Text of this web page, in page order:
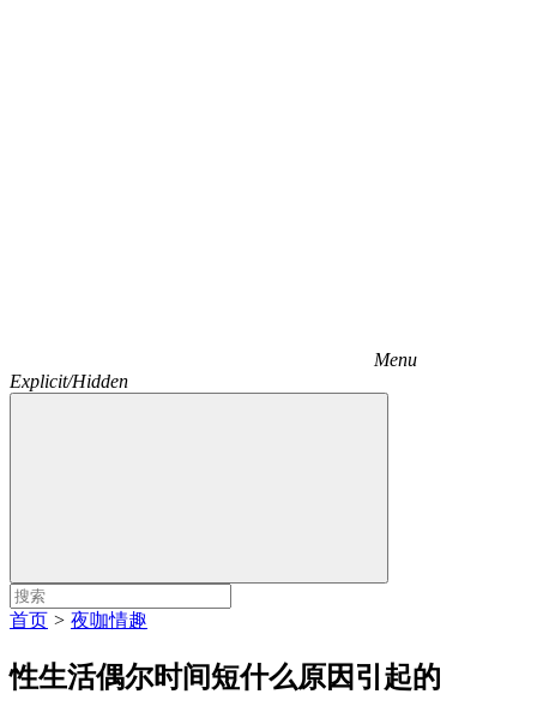
Menu
Explicit/Hidden
首页 > 夜咖情趣
性生活偶尔时间短什么原因引起的